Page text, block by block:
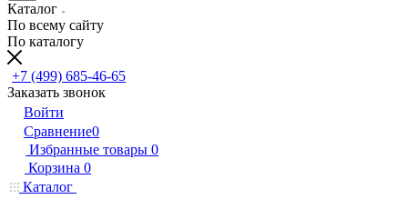
Каталог
По всему сайту
По каталогу
+7 (499) 685-46-65
Заказать звонок
Войти
Сравнение0
Избранные товары 0
Корзина 0
Каталог